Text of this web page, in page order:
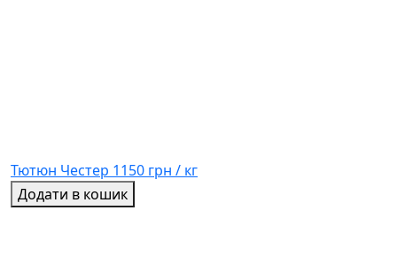
Тютюн Честер 1150 грн / кг
Додати в кошик